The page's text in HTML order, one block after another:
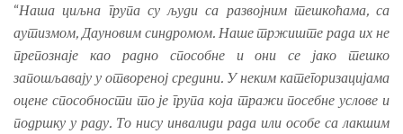
“Наша циљна група су људи са развојним тешкоћама, са
аутизмом, Дауновим синдромом. Наше тржиште рада их не
препознаје као радно способне и они се јако тешко
запошљавају у отвореној средини. У неким категоризацијама
оцене способности то је група која тражи посебне услове и
подршку у раду. То нису инвалиди рада или особе са лакшим